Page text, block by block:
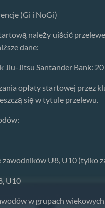
(Gi i NoGi)
należy uiścić
dane:
Jiu-Jitsu Santander Bank:
opłaty startowej przez
się w tytule przelewu.
zawodników U8, U10 (tylko
U10
w grupach